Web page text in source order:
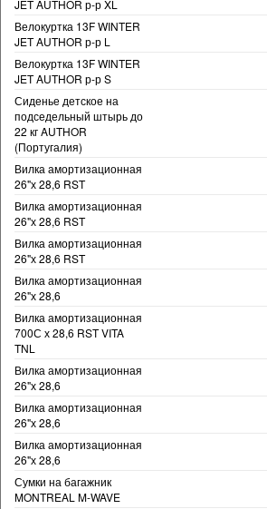
JET AUTHOR р-р XL
Велокуртка 13F WINTER
JET AUTHOR р-р L
Велокуртка 13F WINTER
JET AUTHOR р-р S
Сиденье детское на
подседельный штырь до
22 кг AUTHOR
(Португалия)
Вилка амортизационная
26"х 28,6 RST
Вилка амортизационная
26"х 28,6 RST
Вилка амортизационная
26"х 28,6 RST
Вилка амортизационная
26"х 28,6
Вилка амортизационная
700С х 28,6 RST VITA
TNL
Вилка амортизационная
26"х 28,6
Вилка амортизационная
26"х 28,6
Вилка амортизационная
26"х 28,6
Сумки на багажник
MONTREAL M-WAVE